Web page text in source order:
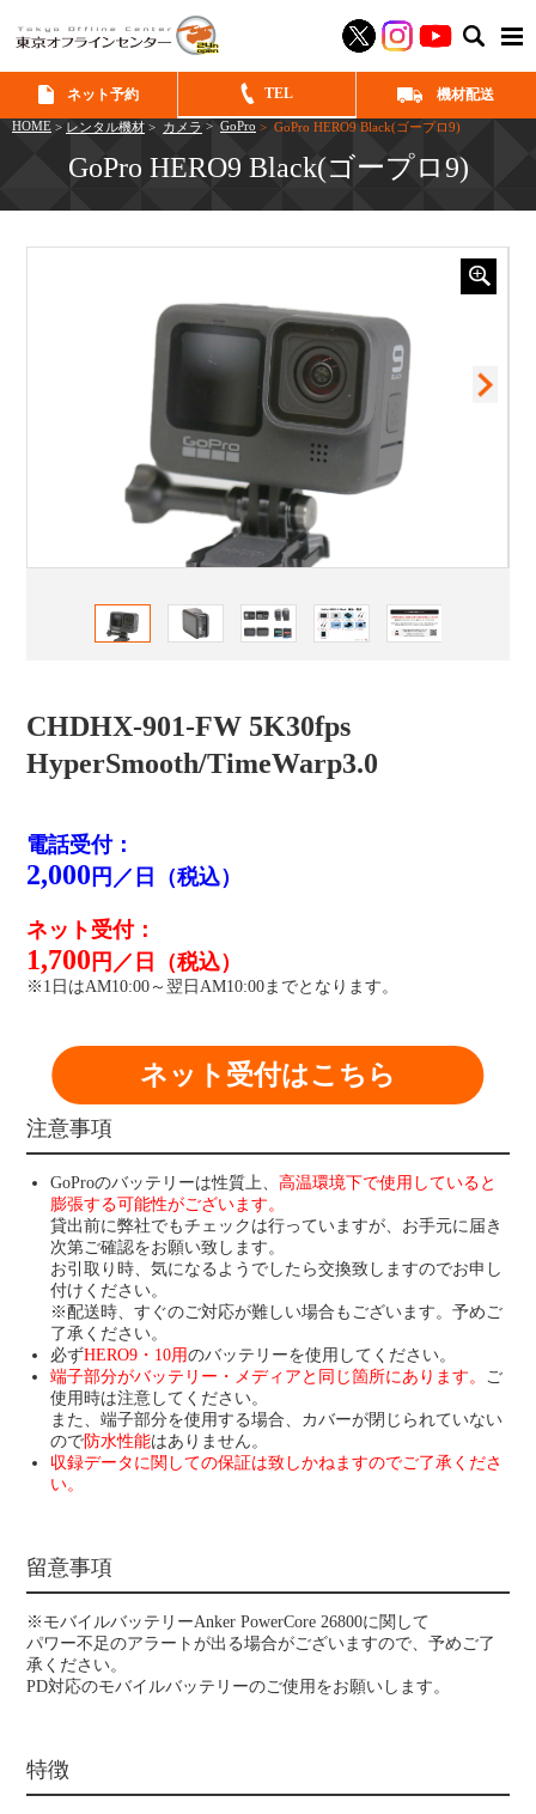
ネット予約 TEL 機材配送
HOME > レンタル機材 > カメラ > GoPro > GoPro HERO9 Black(ゴープロ9)
GoPro HERO9 Black(ゴープロ9)
CHDHX-901-FW 5K30fps
HyperSmooth/TimeWarp3.0
電話受付：
2,000 円／日（税込）
ネット受付：
1,700 円／日（税込）
※1日はAM10:00～翌日AM10:00までとなります。
ネット受付はこちら
注意事項
GoProのバッテリーは性質上、高温環境下で使用していると
膨張する可能性がございます。
貸出前に弊社でもチェックは行っていますが、お手元に届き
次第ご確認をお願い致します。
お引取り時、気になるようでしたら交換致しますのでお申し
付けください。
※配送時、すぐのご対応が難しい場合もございます。予めご
了承ください。
必ずHERO9・10用のバッテリーを使用してください。
端子部分がバッテリー・メディアと同じ箇所にあります。 ご
使用時は注意してください。
また、端子部分を使用する場合、カバーが閉じられていない
ので防水性能はありません。
収録データに関しての保証は致しかねますのでご了承くださ
い。
留意事項
※モバイルバッテリーAnker PowerCore 26800に関して
パワー不足のアラートが出る場合がございますので、予めご了
承ください。
PD対応のモバイルバッテリーのご使用をお願いします。
特徴